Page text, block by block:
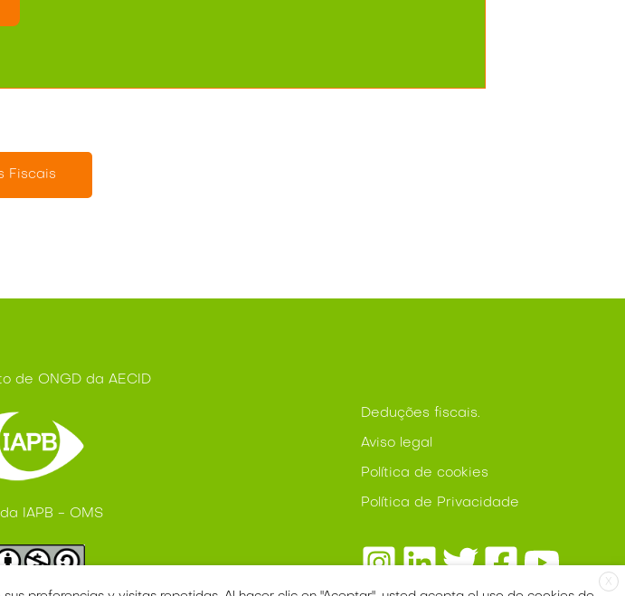
Fiscais
de ONGD da AECID
IAPB - OMS
Deduções fiscais.
Aviso legal
Política de cookies
Política de Privacidade
X